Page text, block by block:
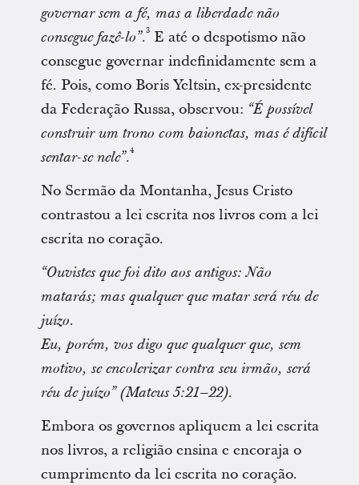
governar sem a fé, mas a liberdade não
consegue fazê-lo”.3E até o despotismo não
consegue governar indefinidamente sem a
fé. Pois, como Boris Yeltsin, ex-presidente
da Federação Russa, observou: “É possível
construir um trono com baionetas, mas é difícil
sentar-se nele”.4
No Sermão da Montanha, Jesus Cristo
contrastou a lei escrita nos livros com a lei
escrita no coração.
“Ouvistes que foi dito aos antigos: Não
matarás; mas qualquer que matar será réu de
juízo.
Eu, porém, vos digo que qualquer que, sem
motivo, se encolerizar contra seu irmão, será
réu de juízo” (Mateus 5:21–22).
Embora os governos apliquem a lei escrita
nos livros, a religião ensina e encoraja o
cumprimento da lei escrita no coração.